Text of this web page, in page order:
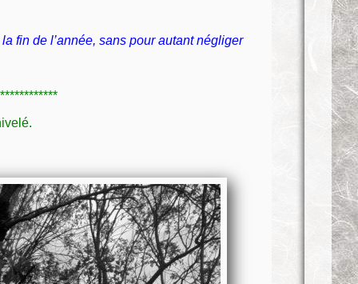
fin de l’année, sans pour autant négliger